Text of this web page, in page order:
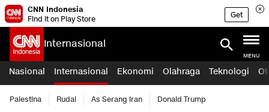
CNN Indonesia
Find it on Play Store
Get
Internasional
MENU
Nasional Internasional Ekonomi Olahraga Teknologi
Palestina Rudal As Serang Iran Donald Trump